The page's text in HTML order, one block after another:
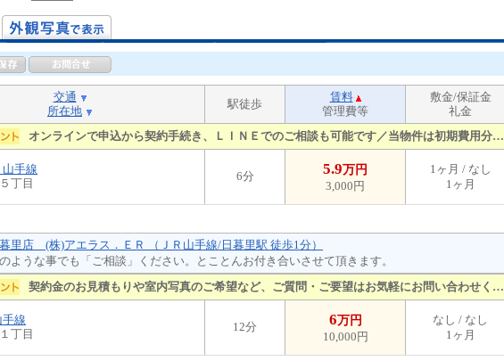
交通
所在地
駅徒歩
賃料
管理費等
敷金/保証金
礼金
オンラインで申込から契約手続き、ＬＩＮＥでのご相談も可能です／当物件は初期費用分…
手線
丁目
6分 5.9万円
3,000円
1ヶ月 / なし
1ヶ月
里店 (株)アエラス．ＥＲ （ＪＲ山手線/日暮里駅 徒歩1分）
ような事でも「ご相談」ください。とことんお付き合いさせて頂きます。
契約金のお見積もりや室内写真のご希望など、ご質問・ご要望はお気軽にお問い合わせく…
線
丁目
12分 6万円
10,000円
なし / なし
1ヶ月